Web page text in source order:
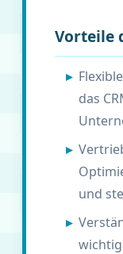
Vorteile
das
und